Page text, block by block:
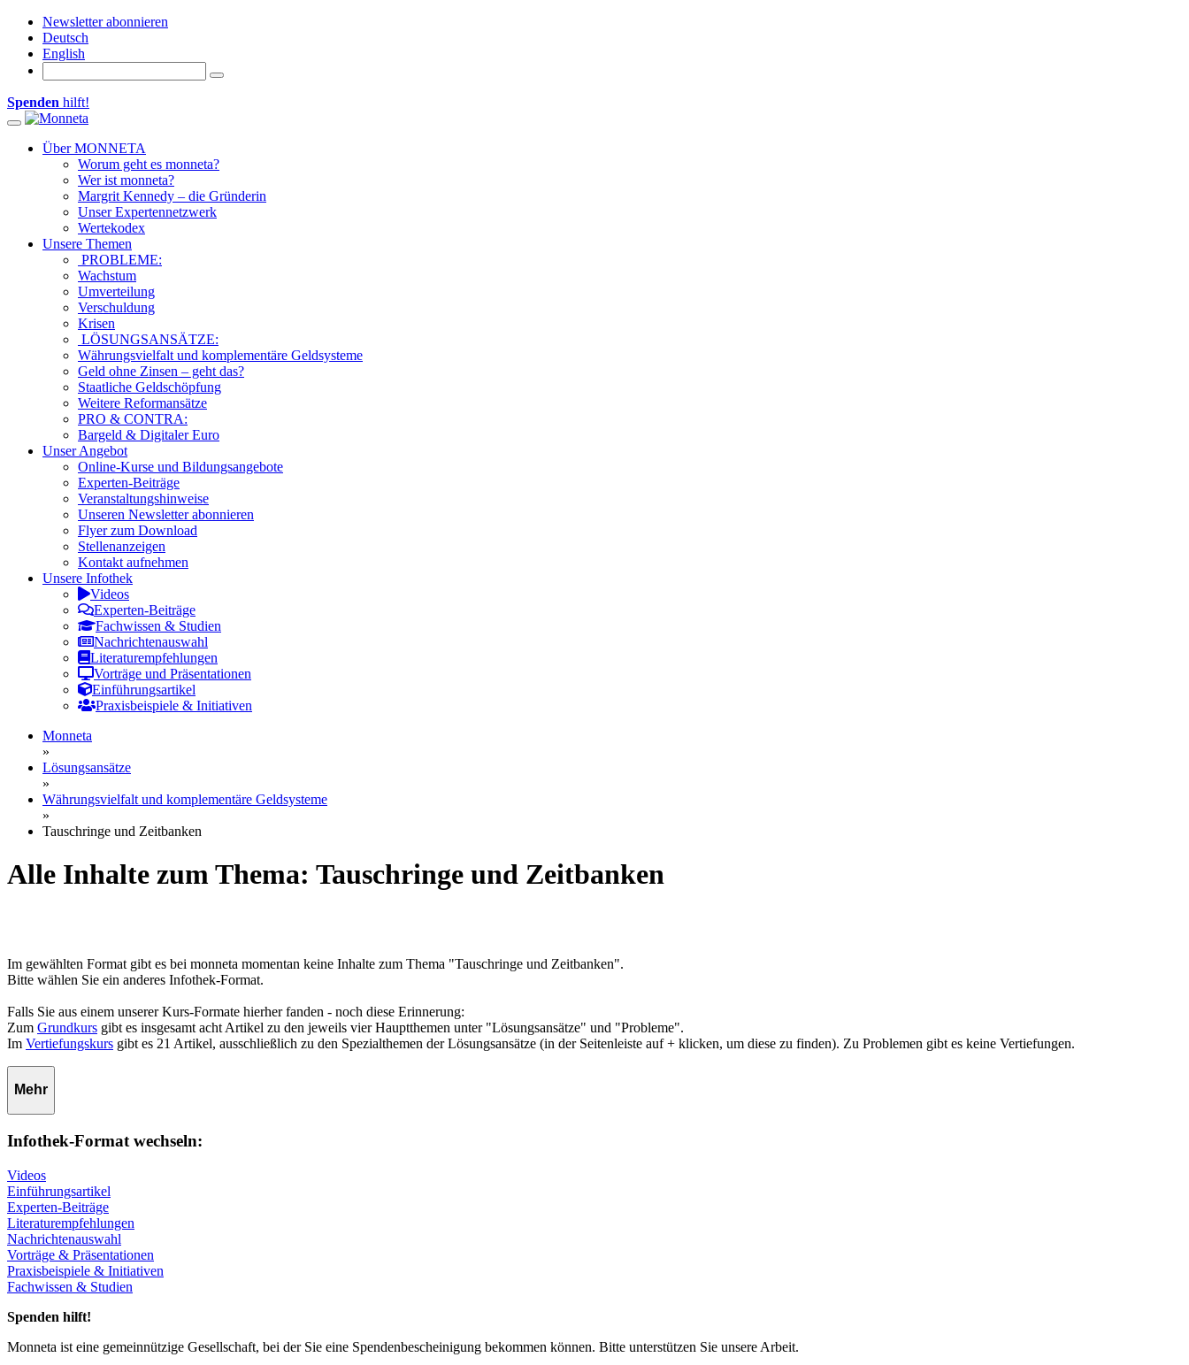
Newsletter abonnieren
Deutsch
English
Spenden hilft!
Toggle
navigationÜber MONNETA
Worum geht es monneta?
Wer ist monneta?
Margrit Kennedy – die Gründerin
Unser Expertennetzwerk
Wertekodex
Unsere Themen
PROBLEME:
Wachstum
Umverteilung
Verschuldung
Krisen
LÖSUNGSANSÄTZE:
Währungsvielfalt und komplementäre Geldsysteme
Geld ohne Zinsen – geht das?
Staatliche Geldschöpfung
Weitere Reformansätze
PRO & CONTRA:
Bargeld & Digitaler Euro
Unser Angebot
Online-Kurse und Bildungsangebote
Experten-Beiträge
Veranstaltungshinweise
Unseren Newsletter abonnieren
Flyer zum Download
Stellenanzeigen
Kontakt aufnehmen
Unsere Infothek
Videos
Experten-Beiträge
Fachwissen & Studien
Nachrichtenauswahl
Literaturempfehlungen
Vorträge und Präsentationen
Einführungsartikel
Praxisbeispiele & Initiativen
Monneta
»
Lösungsansätze
»
Währungsvielfalt und komplementäre Geldsysteme
»
Tauschringe und Zeitbanken
Alle Inhalte zum Thema: Tauschringe und Zeitbanken
Im gewählten Format gibt es bei monneta momentan keine Inhalte zum Thema "Tauschringe und Zeitbanken".
Bitte wählen Sie ein anderes Infothek-Format.
Falls Sie aus einem unserer Kurs-Formate hierher fanden - noch diese Erinnerung:
Zum Grundkurs gibt es insgesamt acht Artikel zu den jeweils vier Hauptthemen unter "Lösungsansätze" und "Probleme".
Im Vertiefungskurs gibt es 21 Artikel, ausschließlich zu den Spezialthemen der Lösungsansätze (in der Seitenleiste auf + klicken, um diese zu finden). Zu Problemen gibt es keine Vertiefungen.
Mehr
Infothek-Format wechseln:
Videos
Einführungsartikel
Experten-Beiträge
Literaturempfehlungen
Nachrichtenauswahl
Vorträge & Präsentationen
Praxisbeispiele & Initiativen
Fachwissen & Studien
Spenden hilft!
Monneta ist eine gemeinnützige Gesellschaft, bei der Sie eine Spendenbescheinigung bekommen können. Bitte unterstützen Sie unsere Arbeit.